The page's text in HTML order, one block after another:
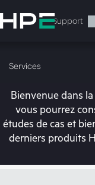
au
contenu
Services Support
Services
Bienvenue dans
vous pourrez
études de cas et
derniers produits